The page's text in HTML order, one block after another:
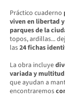
Práctico cuaderno
viven en libertad
parques de la
topos, ardillas...
las24 fichas
La obra incluye
variada y
que ayudan a
encontraremos